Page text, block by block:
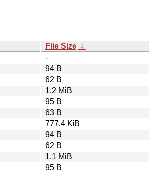
File Size ↓
-
94 B
62 B
1.2 MiB
95 B
63 B
777.4 KiB
94 B
62 B
1.1 MiB
95 B